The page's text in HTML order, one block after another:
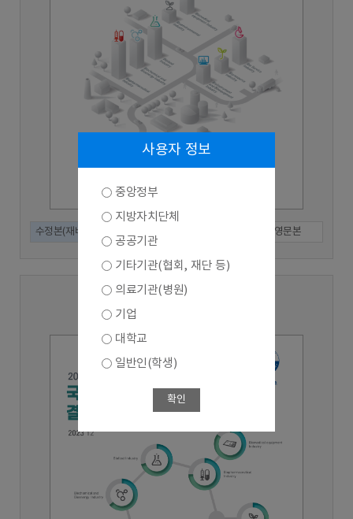
수정본(재배포) 인쇄본 영문본
2022년 기준 (2023년 수행)
사용자 정보
중앙정부
지방자치단체
공공기관
기타기관(협회, 재단 등)
의료기관(병원)
기업
대학교
일반인(학생)
확인